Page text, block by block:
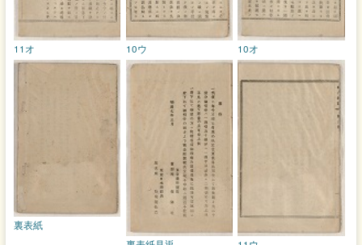
10オ
10ウ
11オ
裏表紙